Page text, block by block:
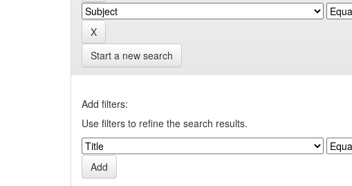
Start a new search
Add filters:
Use filters to refine the search results.